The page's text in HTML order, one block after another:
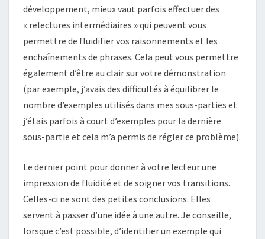
développement, mieux vaut parfois effectuer des
« relectures intermédiaires » qui peuvent vous
permettre de fluidifier vos raisonnements et les
enchaînements de phrases. Cela peut vous permettre
également d’être au clair sur votre démonstration
(par exemple, j’avais des difficultés à équilibrer le
nombre d’exemples utilisés dans mes sous-parties et
j’étais parfois à court d’exemples pour la dernière
sous-partie et cela m’a permis de régler ce problème).
Le dernier point pour donner à votre lecteur une
impression de fluidité et de soigner vos transitions.
Celles-ci ne sont des petites conclusions. Elles
servent à passer d’une idée à une autre. Je conseille,
lorsque c’est possible, d’identifier un exemple qui